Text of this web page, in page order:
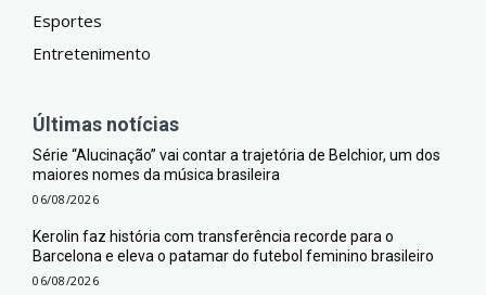
Esportes
Entretenimento
Últimas notícias
Série “Alucinação” vai contar a trajetória de Belchior, um dos
maiores nomes da música brasileira
06/08/2026
Kerolin faz história com transferência recorde para o
Barcelona e eleva o patamar do futebol feminino brasileiro
06/08/2026